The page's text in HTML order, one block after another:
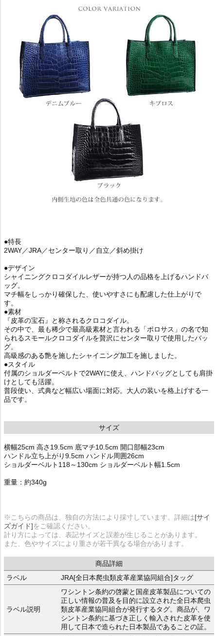
●特長
2WAY／JRA／センター取り／自立／斜め掛け
●デザイン
シャイニングクロコダイルレザーが持つ人の品格を上げるハンドバ
ッグ。
マチ幅をしっかり確保した、使いやすさにも配慮した仕上がりで
す。
●素材
『皮革の宝石』と称されるクロコダイル。
その中で、最も稀少で最高級素材と言われる「ポロサス」の名で知
られるスモールクロコダイルを贅沢にセンター取りで使用したバッ
グ。
高級感のある艶を施したシャイニング加工を施しました。
●スタイル
付属のショルダーベルトで2WAYに使え、ハンドバッグとしても肩掛
けとしても活躍。
普段使い、式典など幅広い場面に対応。大人の装いを格上げする一
品です。
サイズ
横幅25cm 高さ19.5cm 底マチ10.5cm 開口部幅23cm
ハンドル立ち上がり9.5cm ハンドル周囲26cm
ショルダーベルト118～130cm ショルダーベルト幅1.5cm
重量：約340g
※こちらの商品は、独自の方法により採寸しています。詳細は[サイ
ズガイド]をご確認ください。
計り方によっては、表記サイズと誤差が生じることがあります。
また、色やサイズにより重さが若干異なる場合があります。
商品詳細
ラベル
JRA[全日本爬虫類皮革産業協同組合]タッグ
ラベル説明
ワシントン条約の啓蒙と国産皮革製品についての
正しい情報の普及を目的に設立された全日本爬虫
類皮革産業協同組合が発行するタグ。商品が、ワ
シントン条約に基づき正しく輸入された皮革を使
用して日本で造られた日本製品であることの証。